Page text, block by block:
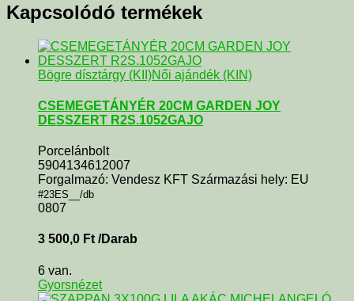
Kapcsolódó termékek
Bögre dísztárgy (KII)Női ajándék (KIN)
CSEMEGETÁNYÉR 20CM GARDEN JOY
DESSZERT R2S.1052GAJO
Porcelánbolt
5904134612007
Forgalmazó: Vendesz KFT Származási hely: EU
#23ES__/db
0807
3 500,0 Ft /Darab
6 van.
Gyorsnézet